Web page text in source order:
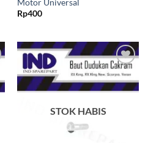
Motor Universal
Rp400
Tambahkan
ke Wishlist
STOK HABIS